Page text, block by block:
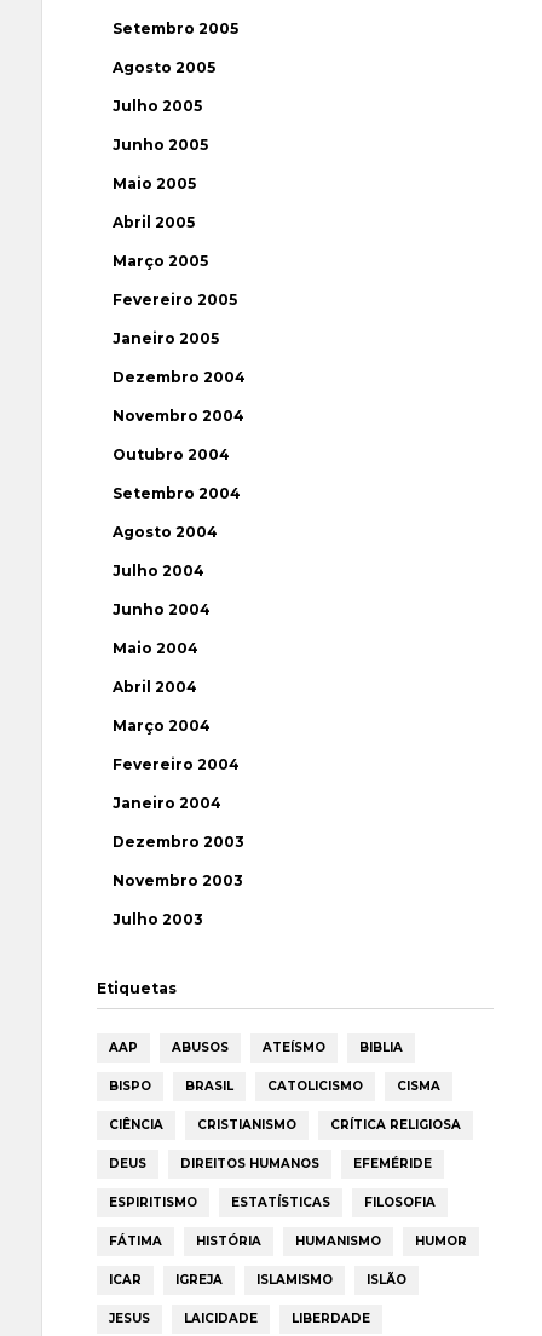
Setembro 2005
Agosto 2005
Julho 2005
Junho 2005
Maio 2005
Abril 2005
Março 2005
Fevereiro 2005
Janeiro 2005
Dezembro 2004
Novembro 2004
Outubro 2004
Setembro 2004
Agosto 2004
Julho 2004
Junho 2004
Maio 2004
Abril 2004
Março 2004
Fevereiro 2004
Janeiro 2004
Dezembro 2003
Novembro 2003
Julho 2003
Etiquetas
AAP ABUSOS ATEÍSMO BIBLIA
BISPO BRASIL CATOLICISMO CISMA
CIÊNCIA CRISTIANISMO CRÍTICA RELIGIOSA
DEUS DIREITOS HUMANOS EFEMÉRIDE
ESPIRITISMO ESTATÍSTICAS FILOSOFIA
FÁTIMA HISTÓRIA HUMANISMO HUMOR
ICAR IGREJA ISLAMISMO ISLÃO
JESUS LAICIDADE LIBERDADE